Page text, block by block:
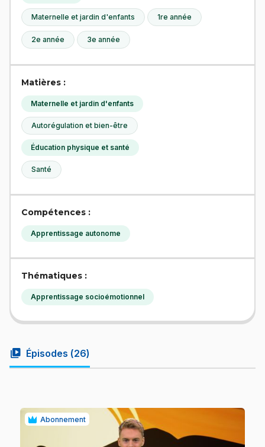
Maternelle et jardin d'enfants 1re année
2e année 3e année
Matières :
Maternelle et jardin d'enfants
Autorégulation et bien-être
Éducation physique et santé
Santé
Compétences :
Apprentissage autonome
Thématiques :
Apprentissage socioémotionnel
video_library Épisodes (26)
Abonnement